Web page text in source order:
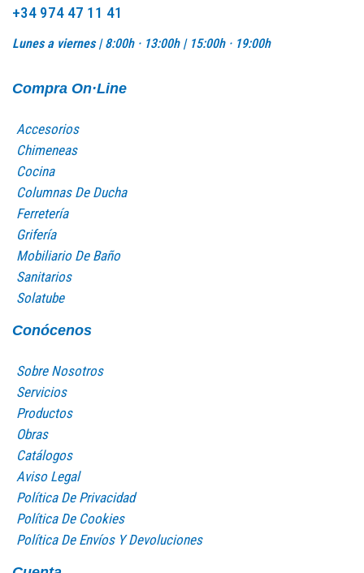
+34 974 47 11 41
Lunes a viernes |8:00h · 13:00h | 15:00h · 19:00h
Compra On·Line
Accesorios
Chimeneas
Cocina
Columnas De Ducha
Ferretería
Grifería
Mobiliario De Baño
Sanitarios
Solatube
Conócenos
Sobre Nosotros
Servicios
Productos
Obras
Catálogos
Aviso Legal
Política De Privacidad
Política De Cookies
Política De Envíos Y Devoluciones